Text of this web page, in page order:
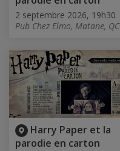
2 septembre 2026, 19h30
Pub Chez Elmo, Matane, QC
Harry Paper et la
parodie en carton